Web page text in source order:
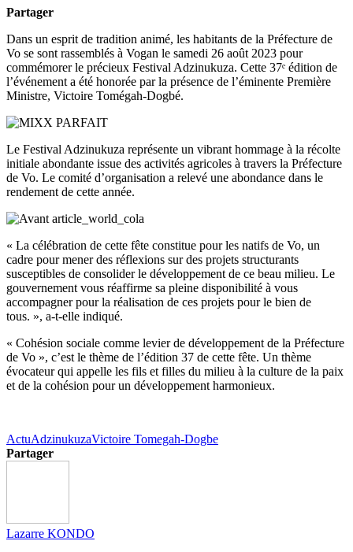
Partager
Dans un esprit de tradition animé, les habitants de la Préfecture de
Vo se sont rassemblés à Vogan le samedi 26 août 2023 pour
commémorer le précieux Festival Adzinukuza. Cette 37ᵉ édition de
l’événement a été honorée par la présence de l’éminente Première
Ministre, Victoire Tomégah-Dogbé.
Le Festival Adzinukuza représente un vibrant hommage à la récolte
initiale abondante issue des activités agricoles à travers la Préfecture
de Vo. Le comité d’organisation a relevé une abondance dans le
rendement de cette année.
« La célébration de cette fête constitue pour les natifs de Vo, un
cadre pour mener des réflexions sur des projets structurants
susceptibles de consolider le développement de ce beau milieu. Le
gouvernement vous réaffirme sa pleine disponibilité à vous
accompagner pour la réalisation de ces projets pour le bien de
tous. », a-t-elle indiqué.
« Cohésion sociale comme levier de développement de la Préfecture
de Vo », c’est le thème de l’édition 37 de cette fête. Un thème
évocateur qui appelle les fils et filles du milieu à la culture de la paix
et de la cohésion pour un développement harmonieux.
ActuAdzinukuzaVictoire Tomegah-Dogbe
Partager
Lazarre KONDO